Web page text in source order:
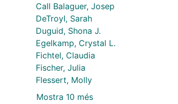
Call Balaguer, Josep
DeTroyI, Sarah
Duguid, Shona J.
Egelkamp, Crystal L.
Fichtel, Claudia
Fischer, Julia
Flessert, Molly
Mostra 10 més